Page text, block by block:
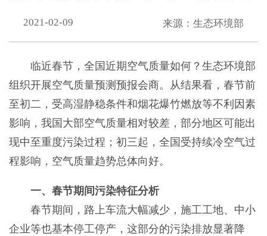
2021-02-09 来源：生态环境部
临近春节，全国近期空气质量如何？生态环境部
组织开展空气质量预测预报会商。从结果看，春节前
至初二，受高湿静稳条件和烟花爆竹燃放等不利因素
影响，我国大部空气质量相对较差，部分地区可能出
现中至重度污染过程；初三起，全国受持续冷空气过
程影响，空气质量趋势总体向好。
一、春节期间污染特征分析
春节期间，路上车流大幅减少，施工工地、中小
企业等也基本停工停产，这部分的污染排放显著降